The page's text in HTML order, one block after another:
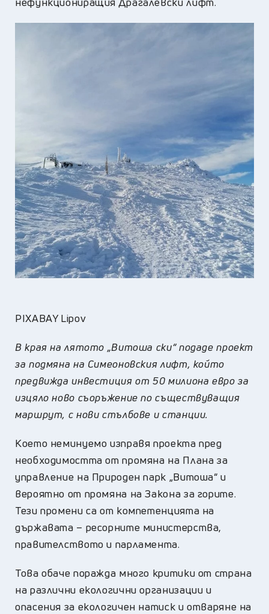
PIXABAY Lipov
В края на лятото „Витоша ски“ подаде проект
за подмяна на Симеоновския лифт, който
предвижда инвестиция от 50 милиона евро за
изцяло ново съоръжение по съществуващия
маршрут, с нови стълбове и станции.
Което неминуемо изправя проекта пред
необходимостта от промяна на Плана за
управление на Природен парк „Витоша“ и
вероятно от промяна на Закона за горите.
Тези промени са от компетенцията на
държавата – ресорните министерства,
правителството и парламента.
Това обаче поражда много критики от страна
на различни екологични организации и
опасения за екологичен натиск и отваряне на